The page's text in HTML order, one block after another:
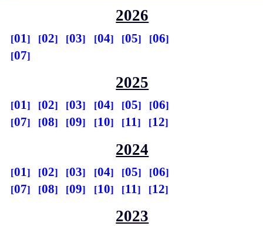
2026
01 02 03 04 05
06
07
2025
01 02 03 04 05
06
07
08 09 10 11 12
2024
01 02 03 04 05
06
07
08 09 10 11 12
2023